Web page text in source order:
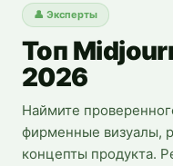
👤 Эксперты
Топ
2026
Наймите
фирменные визуалы,
концепты продукта.